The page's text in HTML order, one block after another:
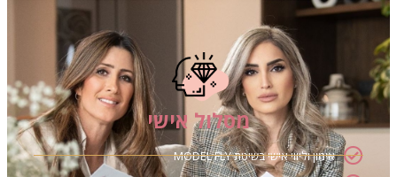
מסלול אישי
אימון וליווי אישי בשיטת MODEL FLY